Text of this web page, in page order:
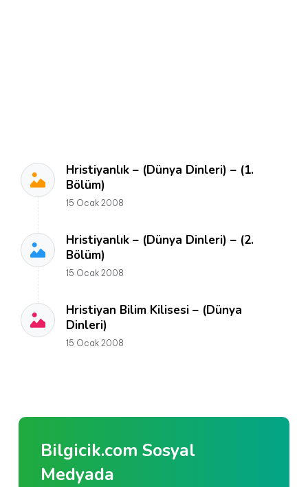
Hristiyanlık – (Dünya Dinleri) – (1.
Bölüm)
15 Ocak 2008
Hristiyanlık – (Dünya Dinleri) – (2.
Bölüm)
15 Ocak 2008
Hristiyan Bilim Kilisesi – (Dünya
Dinleri)
15 Ocak 2008
Bilgicik.com Sosyal
Medyada